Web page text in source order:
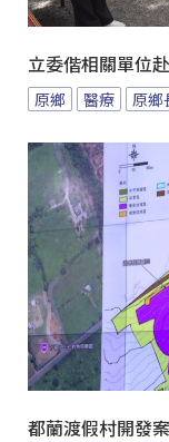
立委偕相關單位
原鄉 醫療 原鄉
都蘭渡假村開發